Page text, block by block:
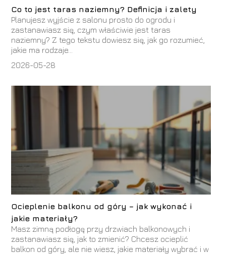
Co to jest taras naziemny? Definicja i zalety
Planujesz wyjście z salonu prosto do ogrodu i
zastanawiasz się, czym właściwie jest taras
naziemny? Z tego tekstu dowiesz się, jak go rozumieć,
jakie ma rodzaje...
2026-05-28
Ocieplenie balkonu od góry – jak wykonać i
jakie materiały?
Masz zimną podłogę przy drzwiach balkonowych i
zastanawiasz się, jak to zmienić? Chcesz ocieplić
balkon od góry, ale nie wiesz, jakie materiały wybrać i w